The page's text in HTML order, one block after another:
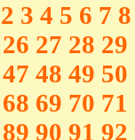
2 3 4 5 6 7 8
26 27 28 29
47 48 49 50
68 69 70 71
89 90 91 92